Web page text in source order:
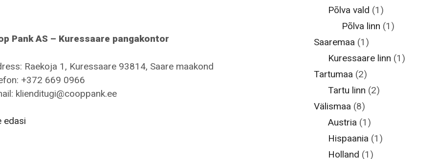
Pank AS – Kuressaare pangakontor
Raekoja 1, Kuressaare 93814, Saare maakond
+372 669 0966
klienditugi@cooppank.ee
edasiCoop
Põlva vald (1)
Põlva linn (1)
Saaremaa (1)
Kuressaare linn (1)
Tartumaa (2)
Tartu linn (2)
Välismaa (8)
Austria (1)
Hispaania (1)
Holland (1)